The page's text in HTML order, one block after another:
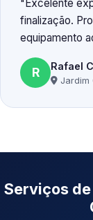
Excelente
finalização.
equipamento
R Rafael
Jardim
Serviços